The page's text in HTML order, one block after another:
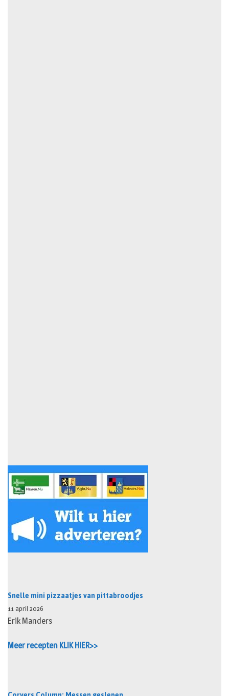
Snelle mini pizzaatjes van pittabroodjes
11 april 2026
Erik Manders
Meer recepten KLIK HIER>>